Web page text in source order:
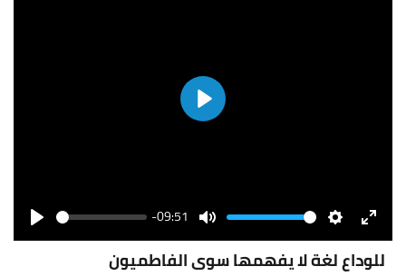
Play
Play
Seek -09:51
Mute
Volume
SettingsEnter
للوداع لغة لا يفهمها سوى الفاطميون